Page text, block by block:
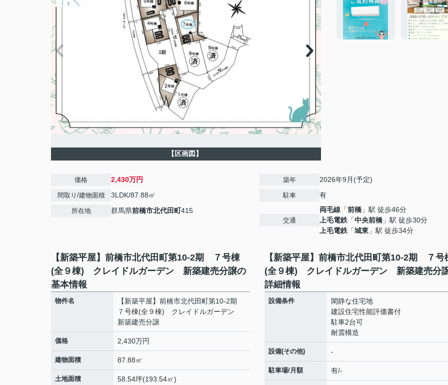
【区画図】
価格 2,430万円
間取り/建物面積 3LDK/87.88㎡
所在地 群馬県前橋市北代田町415
築年 2026年9月(予定)
駐車 有
交通
両毛線 「前橋 」駅 徒歩46分
上毛電鉄 「中央前橋 」駅 徒歩30分
上毛電鉄 「城東 」駅 徒歩34分
【新築平屋】前橋市北代田町第10-2期 ７号棟
(全９棟) クレイドルガーデン 新築建売分譲の
基本情報
物件名
【新築平屋】前橋市北代田町第10-2期
７号棟(全９棟) クレイドルガーデン
新築建売分譲
価格 2,430万円
建物面積 87.88㎡
土地面積 58.54坪(193.54㎡)
【新築平屋】前橋市北代田町第10-2期 ７号
(全９棟) クレイドルガーデン 新築建売分
詳細情報
設備条件
閑静な住宅地
建設住宅性能評価書付
駐車2台可
耐震構造
設備(その他) -
駐車場/月額 有/-